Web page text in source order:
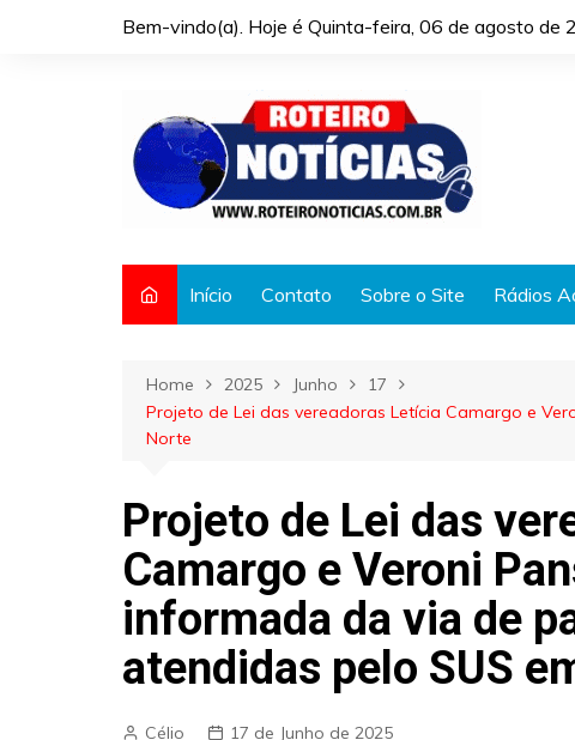
Bem-vindo(a). Hoje é Quinta-feira, 06 de agosto de
Início Contato Sobre o Site Rádios
Home 2025 Junho
17
Projeto de Lei das vereadoras Letícia Camargo e
Norte
Projeto de Lei das
Camargo e Veroni
informada da via de
atendidas pelo SUS
Célio 17 de Junho de 2025